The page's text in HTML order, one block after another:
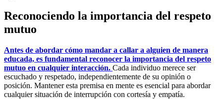
Reconociendo la importancia del respeto
mutuo
Antes de abordar cómo mandar a callar a alguien de manera
educada, es fundamental reconocer la importancia del respeto
mutuo en cualquier interacción. Cada individuo merece ser
escuchado y respetado, independientemente de su opinión o
posición. Mantener esta premisa en mente es esencial para abordar
cualquier situación de interrupción con cortesía y empatía.